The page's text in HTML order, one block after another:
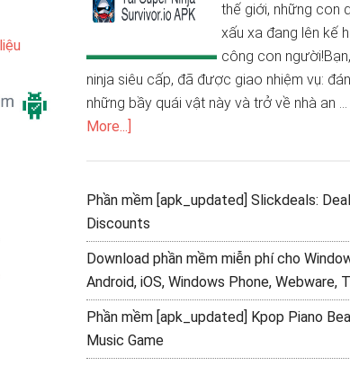
thế giới, những con
xấu xa đang lên kế
công con
ninja siêu cấp, đã được giao nhiệm vụ:
những bầy quái vật này và trở về nhà an …
More...]
Phần mềm [apk_updated] Slickdeals:
Discounts
Download phần mềm miễn phí cho
Android, iOS, Windows Phone, Webware,
Phần mềm [apk_updated] Kpop Piano
Music Game